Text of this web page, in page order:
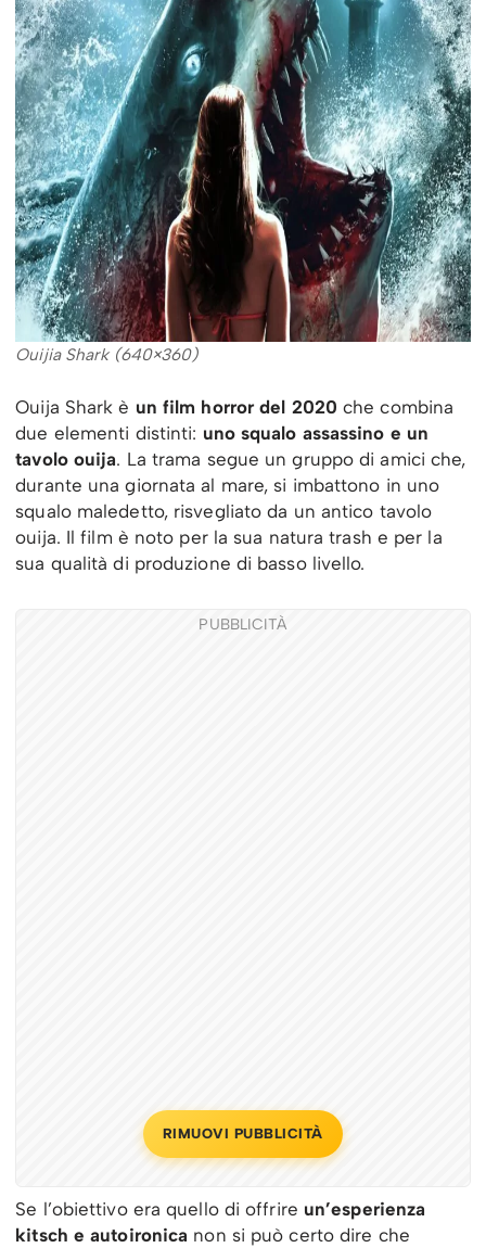
Ouijia Shark (640×360)
Ouija Shark è un film horror del 2020 che combina
due elementi distinti: uno squalo assassino e un
tavolo ouija. La trama segue un gruppo di amici che,
durante una giornata al mare, si imbattono in uno
squalo maledetto, risvegliato da un antico tavolo
ouija. Il film è noto per la sua natura trash e per la
sua qualità di produzione di basso livello.
PUBBLICITÀ
RIMUOVI PUBBLICITÀ
Se l’obiettivo era quello di offrire un’esperienza
kitsch e autoironica non si può certo dire che